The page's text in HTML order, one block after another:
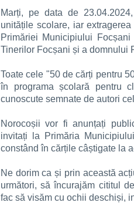
Marți, pe data de
unitățile scolare, iar
Primăriei Municipiului
Tinerilor Focșani și a domnului
Toate cele "50 de cărți pentru
în programa școlară pentru
cunoscute semnate de autori
Norocoșii vor fi anunțați
invitați la Primăria
constând în cărțile câștigate la
Ne dorim ca și prin această
următori, să încurajăm cititul
fac să visăm cu ochii deschiși,